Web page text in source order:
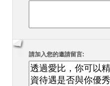
請加入您的邀請留言: